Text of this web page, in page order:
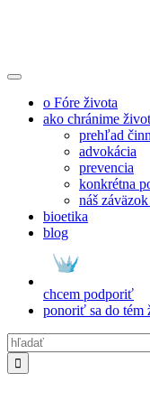
Toggle
Navigationo Fóre života
ako chránime život
prehľad
advokácia
prevencia
konkrétna
náš
bioetika
blog
chcem podporiť
ponoriť sa do tém
Hľadať: